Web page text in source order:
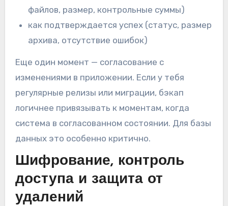
файлов, размер, контрольные суммы)
как подтверждается успех (статус, размер
архива, отсутствие ошибок)
Еще один момент — согласование с
изменениями в приложении. Если у тебя
регулярные релизы или миграции, бэкап
логичнее привязывать к моментам, когда
система в согласованном состоянии. Для базы
данных это особенно критично.
Шифрование, контроль
доступа и защита от
удалений